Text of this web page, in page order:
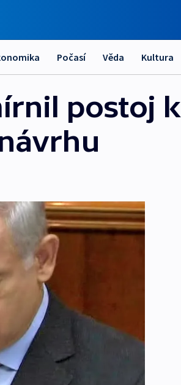
Počasí Věda Kultura
postoj k